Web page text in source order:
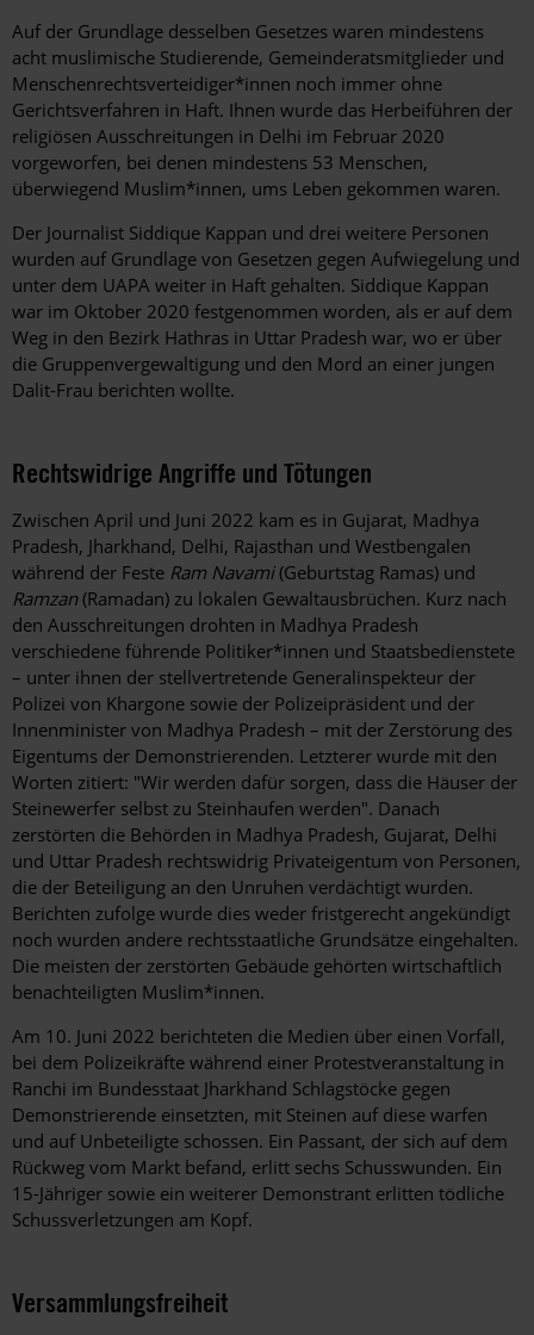
Auf der Grundlage desselben Gesetzes waren mindestens
acht muslimische Studierende, Gemeinderatsmitglieder und
Menschenrechtsverteidiger*innen noch immer ohne
Gerichtsverfahren in Haft. Ihnen wurde das Herbeiführen der
religiösen Ausschreitungen in Delhi im Februar 2020
vorgeworfen, bei denen mindestens 53 Menschen,
überwiegend Muslim*innen, ums Leben gekommen waren.
Der Journalist Siddique Kappan und drei weitere Personen
wurden auf Grundlage von Gesetzen gegen Aufwiegelung und
unter dem UAPA weiter in Haft gehalten. Siddique Kappan
war im Oktober 2020 festgenommen worden, als er auf dem
Weg in den Bezirk Hathras in Uttar Pradesh war, wo er über
die Gruppenvergewaltigung und den Mord an einer jungen
Dalit-Frau berichten wollte.
Rechtswidrige Angriffe und Tötungen
Zwischen April und Juni 2022 kam es in Gujarat, Madhya
Pradesh, Jharkhand, Delhi, Rajasthan und Westbengalen
während der Feste Ram Navami(Geburtstag Ramas) und
Ramzan(Ramadan) zu lokalen Gewaltausbrüchen. Kurz nach
den Ausschreitungen drohten in Madhya Pradesh
verschiedene führende Politiker*innen und Staatsbedienstete
– unter ihnen der stellvertretende Generalinspekteur der
Polizei von Khargone sowie der Polizeipräsident und der
Innenminister von Madhya Pradesh – mit der Zerstörung des
Eigentums der Demonstrierenden. Letzterer wurde mit den
Worten zitiert: "Wir werden dafür sorgen, dass die Häuser der
Steinewerfer selbst zu Steinhaufen werden". Danach
zerstörten die Behörden in Madhya Pradesh, Gujarat, Delhi
und Uttar Pradesh rechtswidrig Privateigentum von Personen,
die der Beteiligung an den Unruhen verdächtigt wurden.
Berichten zufolge wurde dies weder fristgerecht angekündigt
noch wurden andere rechtsstaatliche Grundsätze eingehalten.
Die meisten der zerstörten Gebäude gehörten wirtschaftlich
benachteiligten Muslim*innen.
Am 10. Juni 2022 berichteten die Medien über einen Vorfall,
bei dem Polizeikräfte während einer Protestveranstaltung in
Ranchi im Bundesstaat Jharkhand Schlagstöcke gegen
Demonstrierende einsetzten, mit Steinen auf diese warfen
und auf Unbeteiligte schossen. Ein Passant, der sich auf dem
Rückweg vom Markt befand, erlitt sechs Schusswunden. Ein
15-Jähriger sowie ein weiterer Demonstrant erlitten tödliche
Schussverletzungen am Kopf.
Versammlungsfreiheit